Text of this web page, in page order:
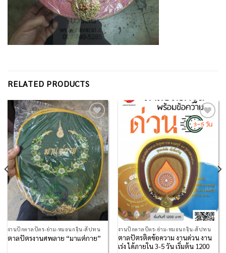
RELATED PRODUCTS
Add to
Wishlist
งานปักตาลปัตร-ย่าม-หมอนกฐิน-สัปทน
ตาลปัตรงานศพลาย “มาแต่กาย”
Add to
Wishlist
งานปักตาลปัตร-ย่าม-หมอนกฐิน-สัปทน
ตาลปัตรติดข้อความ งานด่วน งาน
เร่ง ได้ภายใน 3-5 วัน เริ่มต้น 1200